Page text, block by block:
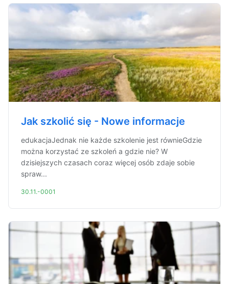
Jak szkolić się - Nowe informacje
edukacjaJednak nie każde szkolenie jest równieGdzie
można korzystać ze szkoleń a gdzie nie? W
dzisiejszych czasach coraz więcej osób zdaje sobie
spraw...
30.11.-0001